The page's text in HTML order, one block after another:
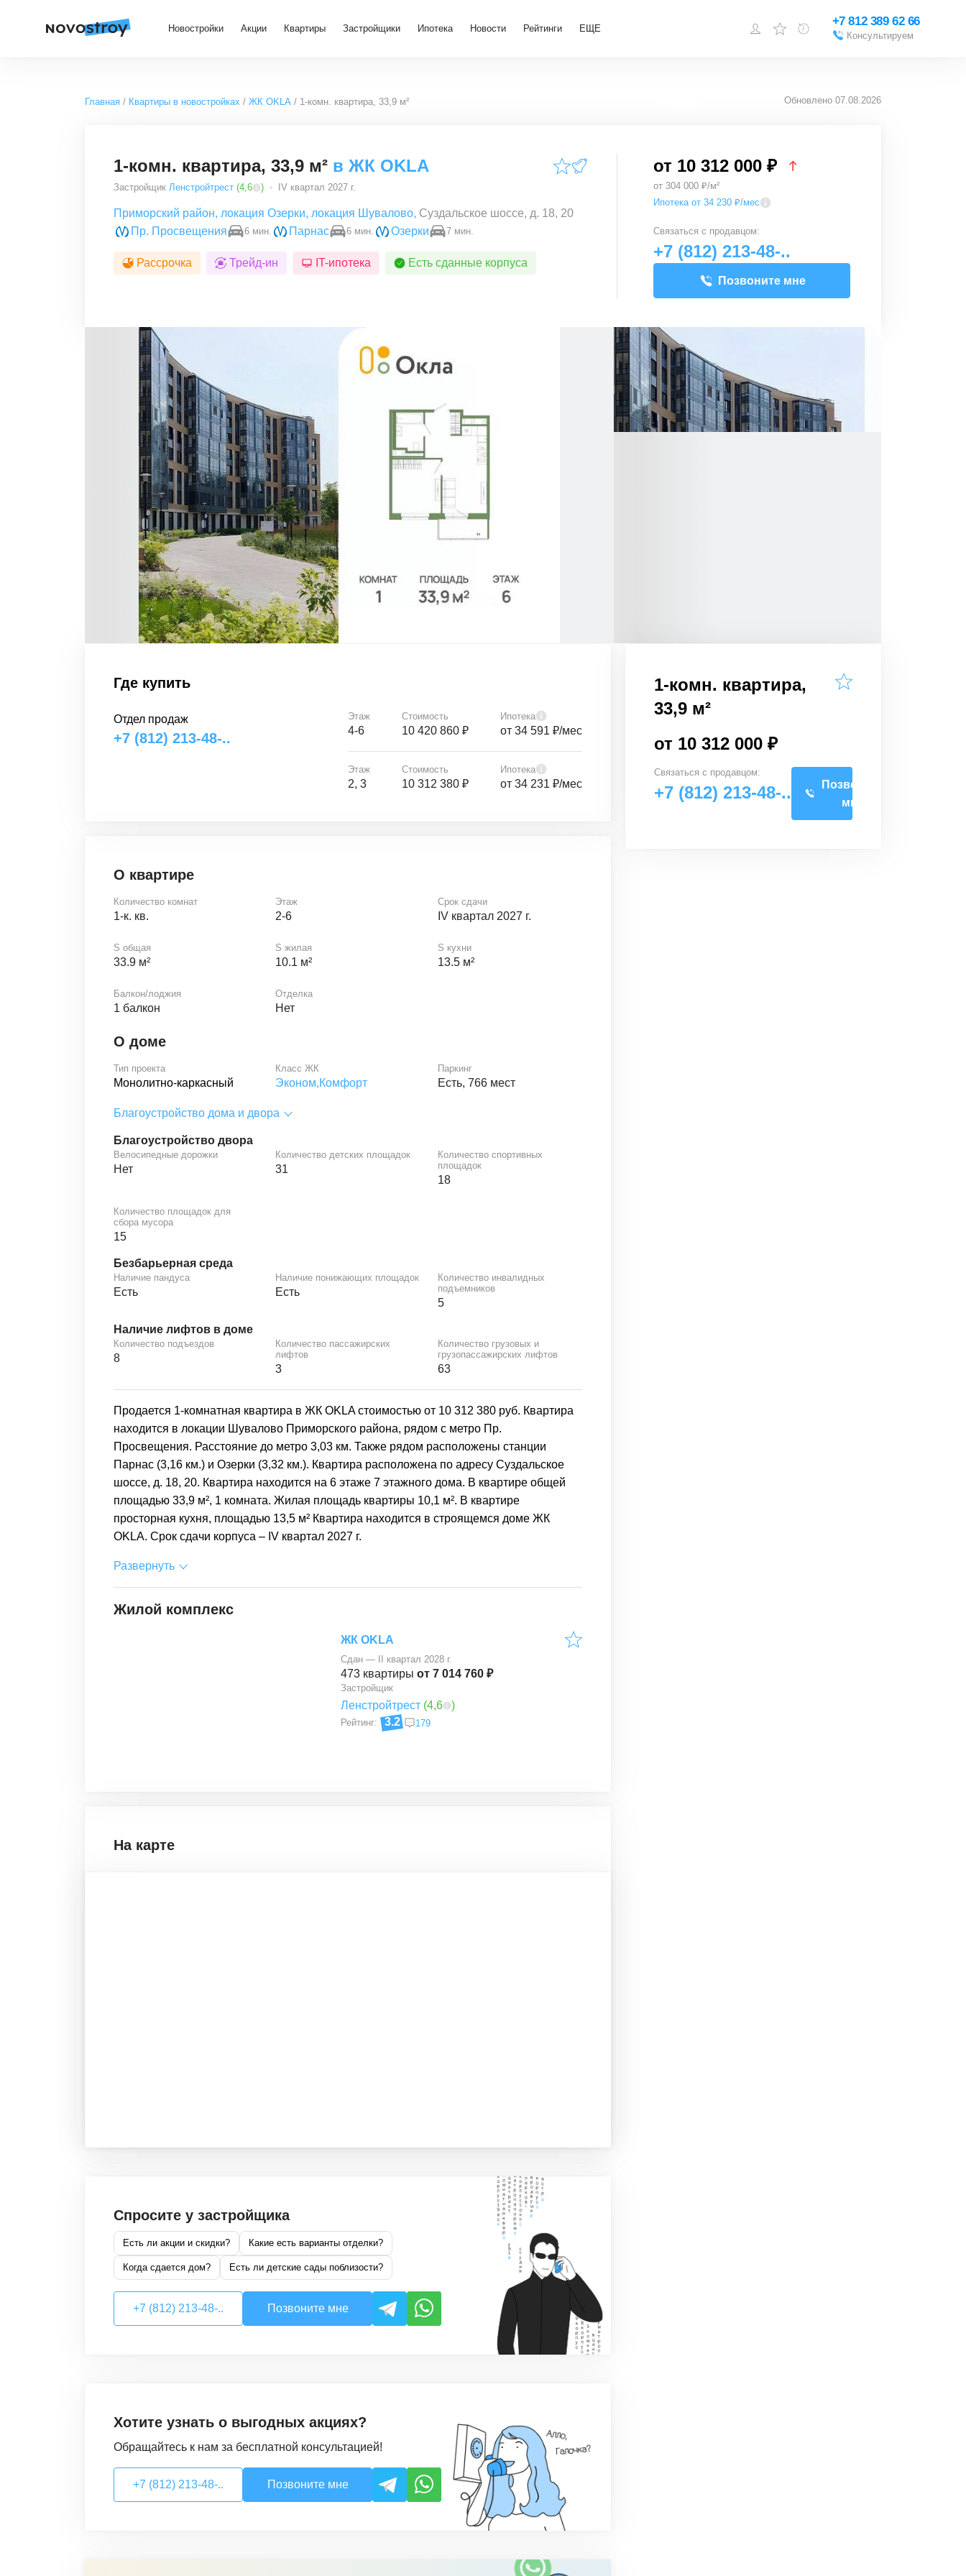
Новостройки Акции Квартиры Застройщики Ипотека Новости Рейтинги ЕЩЕ
Добавить объект
+7 812 389 62 66
Консультируем
Главная Квартиры в новостройках ЖК OKLA 1-комн. квартира, 33,9 м² Обновлено 07.08.2026
1-комн. квартира, 33,9 м² в ЖК OKLA
Застройщик Ленстройтрест (4,6 ) IV квартал 2027 г.
Приморский район, локация Озерки, локация Шувалово, Суздальское шоссе, д. 18, 20
Пр. Просвещения
6 мин. Парнас 6 мин. Озерки 7 мин.
Рассрочка Трейд-ин IT-ипотека Есть сданные корпуса
от 10 312 000 ₽
от 304 000 ₽/м²
Ипотека от 34 230 ₽/мес
Связаться с продавцом:
+7 (812) 213-48-..
Позвоните мне
Где купить
Отдел продаж
+7 (812) 213-48-..
Этаж
4-6
Стоимость
10 420 860 ₽
Ипотека
от 34 591 ₽/мес
Этаж
2, 3
Стоимость
10 312 380 ₽
Ипотека
от 34 231 ₽/мес
О квартире
Количество комнат
1-к. кв.
Этаж
2-6
Срок сдачи
IV квартал 2027 г.
S общая
33.9 м²
S жилая
10.1 м²
S кухни
13.5 м²
Балкон/лоджия
1 балкон
Отделка
Нет
О доме
Тип проекта
Монолитно-каркасный
Класс ЖК
Эконом,Комфорт
Паркинг
Есть, 766 мест
Благоустройство дома и двора
Благоустройство двора
Велосипедные дорожки
Нет
Количество детских площадок
31
Количество спортивных
площадок
18
Количество площадок для
сбора мусора
15
Безбарьерная среда
Наличие пандуса
Есть
Наличие понижающих площадок
Есть
Количество инвалидных
подъемников
5
Наличие лифтов в доме
Количество подъездов
8
Количество пассажирских
лифтов
3
Количество грузовых и
грузопассажирских лифтов
63
Продается 1-комнатная квартира в ЖК OKLA стоимостью от 10 312 380 руб. Квартира
находится в локации Шувалово Приморского района, рядом с метро Пр.
Просвещения. Расстояние до метро 3,03 км. Также рядом расположены станции
Парнас (3,16 км.) и Озерки (3,32 км.). Квартира расположена по адресу Суздальское
шоссе, д. 18, 20. Квартира находится на 6 этаже 7 этажного дома. В квартире общей
площадью 33,9 м², 1 комната. Жилая площадь квартиры 10,1 м². В квартире
просторная кухня, площадью 13,5 м² Квартира находится в строящемся доме ЖК
OKLA. Срок сдачи корпуса – IV квартал 2027 г.
Развернуть
Жилой комплекс
ЖК OKLA
Сдан — II квартал 2028 г.
473 квартиры от 7 014 760 ₽
Застройщик
Ленстройтрест (4,6 )
Рейтинг: 3.2 179
На карте
Спросите у застройщика
Есть ли акции и скидки? Какие есть варианты отделки?
Когда сдается дом? Есть ли детские сады поблизости?
+7 (812) 213-48-.. Позвоните мне
Хотите узнать о выгодных акциях?
Обращайтесь к нам за бесплатной консультацией!
+7 (812) 213-48-.. Позвоните мне
1-комн. квартира,
33,9 м²
от 10 312 000 ₽
Связаться с продавцом:
+7 (812) 213-48-..
Позвоните
мне